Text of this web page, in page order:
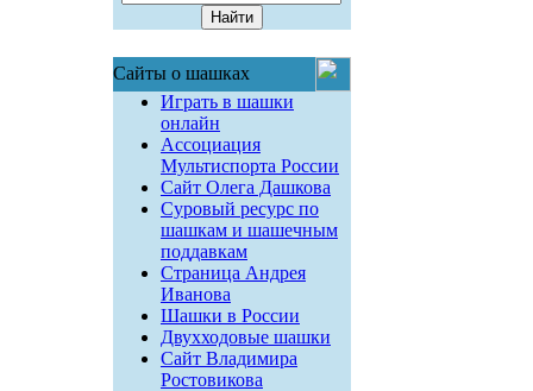
Сайты о шашках
Играть в шашки
онлайн
Ассоциация
Мультиспорта России
Сайт Олега Дашкова
Суровый ресурс по
шашкам и шашечным
поддавкам
Страница Андрея
Иванова
Шашки в России
Двухходовые шашки
Сайт Владимира
Ростовикова